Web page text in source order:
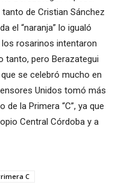
de Cristian Sánchez
el “naranja” lo igualó
los rosarinos intentaron
tanto, pero Berazategui
se celebró mucho en
Unidos tomó más
la Primera “C”, ya que
Central Córdoba y a
C